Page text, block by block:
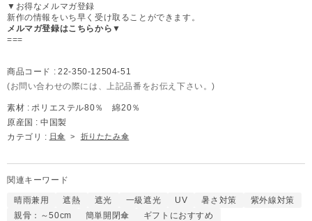
▼お得なメルマガ登録
新作の情報をいち早く受け取ることができます。
メルマガ登録はこちらから▼
===
商品コード : 22-350-12504-51
(お問い合わせの際には、上記品番をお伝え下さい。)
素材 : ポリエステル80％ 綿20％
原産国 : 中国製
カテゴリ : 日傘 > 折りたたみ傘
関連キーワード
晴雨兼用 遮熱 遮光 一級遮光 UV 暑さ対策
紫外線対策
親骨：～50cm
簡単開閉傘 ギフトにおすすめ